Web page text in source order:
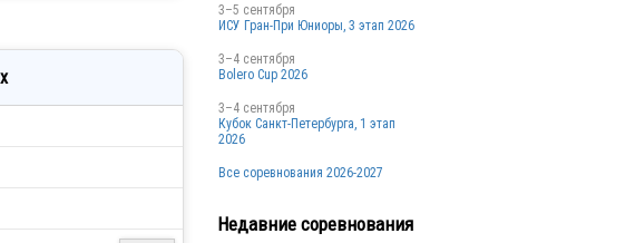
3–5 сентября
ИСУ Гран-При Юниоры, 3 этап 2026
3–4 сентября
Bolero Cup 2026
3–4 сентября
Кубок Санкт-Петербурга, 1 этап
2026
Все соревнования 2026-2027
Недавние соревнования